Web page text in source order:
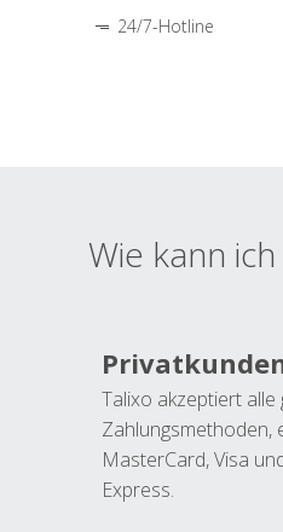
24/7-Hotline
Wie kann
Talixo akzeptiert alle
Zahlungsmethoden,
MasterCard, Visa
Express.